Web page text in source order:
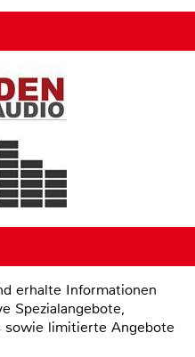
erhalte Informationen
Spezialangebote,
sowie limitierte Angebote